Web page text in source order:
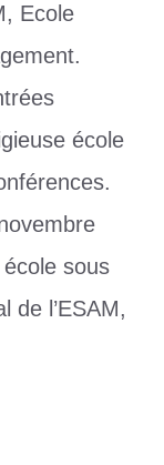
Ecole
école
sous
de l’ESAM,